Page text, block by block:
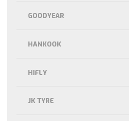
GOODYEAR
HANKOOK
HIFLY
JK TYRE